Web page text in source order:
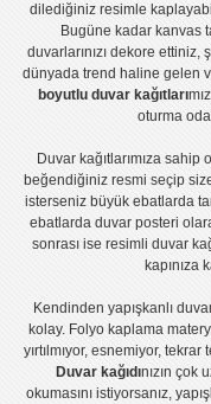
dilediğiniz resimle
Bugüne kadar kanvas
duvarlarınızı dekore ettiniz,
dünyada trend haline gelen
boyutlu duvar kağıtları
oturma
Duvar kağıtlarımıza sahip
beğendiğiniz resmi seçip
isterseniz büyük ebatlarda
ebatlarda duvar posteri
sonrası iseresimli duvar
Kendinden yapışkanlı
kolay. Folyo kaplama
yırtılmıyor, esnemiyor,
Duvar kağıdınızın çok
okumasını istiyorsanız,